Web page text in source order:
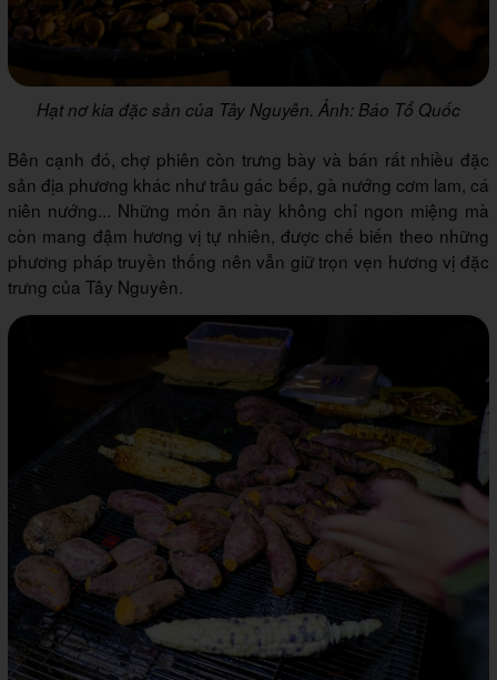
Hạt nơ kia đặc sản của Tây Nguyên. Ảnh: Báo Tổ Quốc
Bên cạnh đó, chợ phiên còn trưng bày và bán rất nhiều đặc
sản địa phương khác như trâu gác bếp, gà nướng cơm lam, cá
niên nướng... Những món ăn này không chỉ ngon miệng mà
còn mang đậm hương vị tự nhiên, được chế biến theo những
phương pháp truyền thống nên vẫn giữ trọn vẹn hương vị đặc
trưng của Tây Nguyên.